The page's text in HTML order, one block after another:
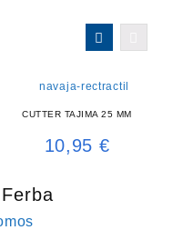
CUTTER TAJIMA 25 MM
10,95 €